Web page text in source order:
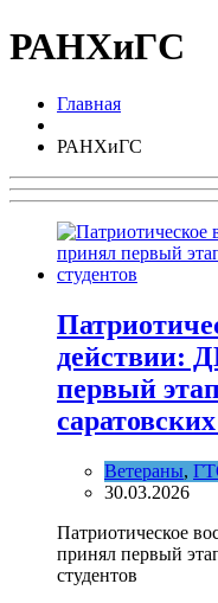
РАНХиГС
Главная
РАНХиГС
действии:
первый
Ветераны,
30.03.2026
Патриотическое
принял первый
студентов